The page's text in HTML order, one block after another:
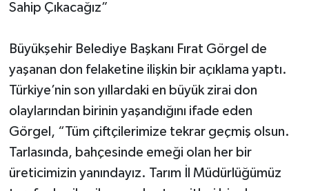
Sahip Çıkacağız”
Büyükşehir Belediye Başkanı Fırat Görgel de
yaşanan don felaketine ilişkin bir açıklama yaptı.
Türkiye’nin son yıllardaki en büyük zirai don
olaylarından birinin yaşandığını ifade eden
Görgel, “Tüm çiftçilerimize tekrar geçmiş olsun.
Tarlasında, bahçesinde emeği olan her bir
üreticimizin yanındayız. Tarım İl Müdürlüğümüz